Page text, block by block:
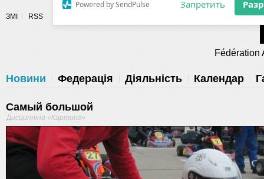
Разрешите сайту fau.ua
уведомления на рабочий стол
ЗМІ RSS
Fédération
Новини Федерація Діяльність Календар
Самый большой
Дисципліна «Картинг»